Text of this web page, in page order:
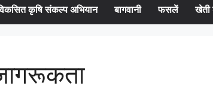
कृषि संकल्प अभियान बागवानी फसलें खेती